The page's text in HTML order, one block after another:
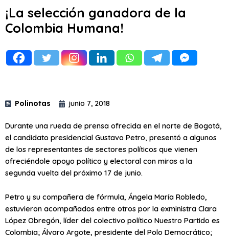
¡La selección ganadora de la
Colombia Humana!
Polinotas junio 7, 2018
Durante una rueda de prensa ofrecida en el norte de Bogotá,
el candidato presidencial Gustavo Petro, presentó a algunos
de los representantes de sectores políticos que vienen
ofreciéndole apoyo político y electoral con miras a la
segunda vuelta del próximo 17 de junio.
Petro y su compañera de fórmula, Ángela María Robledo,
estuvieron acompañados entre otros por la exministra Clara
López Obregón, líder del colectivo político Nuestro Partido es
Colombia; Álvaro Argote, presidente del Polo Democrático;